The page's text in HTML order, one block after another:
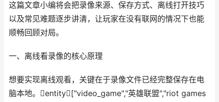
这篇文章小编将会把录像来源、保存方式、离线打开技巧
以及常见难题逐步讲清，让玩家在没有联网的情况下也能
顺畅回顾对局。
一、离线看录像的核心原理
想要实现离线观看，关键在于录像文件已经完整保存在电
脑本地。entity["video_game","英雄联盟","riot games